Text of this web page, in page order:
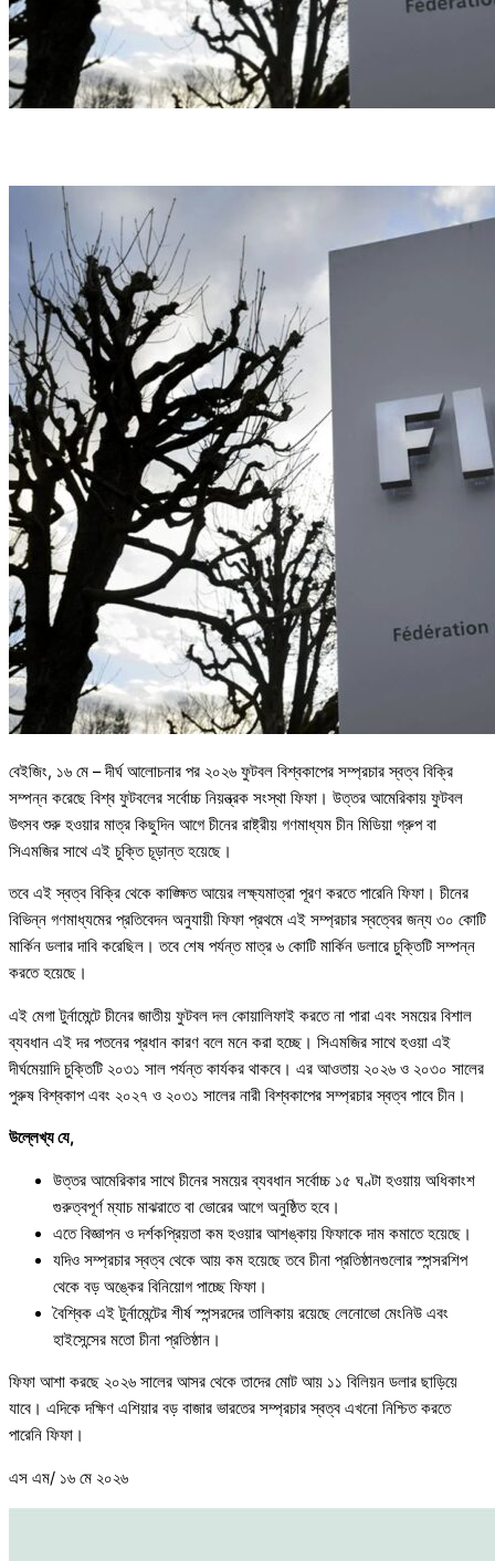
বেইজিং, ১৬ মে – দীর্ঘ আলোচনার পর ২০২৬ ফুটবল বিশ্বকাপের সম্প্রচার স্বত্ব বিক্রি
সম্পন্ন করেছে বিশ্ব ফুটবলের সর্বোচ্চ নিয়ন্ত্রক সংস্থা ফিফা। উত্তর আমেরিকায় ফুটবল
উৎসব শুরু হওয়ার মাত্র কিছুদিন আগে চীনের রাষ্ট্রীয় গণমাধ্যম চীন মিডিয়া গ্রুপ বা
সিএমজির সাথে এই চুক্তি চূড়ান্ত হয়েছে।
তবে এই স্বত্ব বিক্রি থেকে কাঙ্ক্ষিত আয়ের লক্ষ্যমাত্রা পূরণ করতে পারেনি ফিফা। চীনের
বিভিন্ন গণমাধ্যমের প্রতিবেদন অনুযায়ী ফিফা প্রথমে এই সম্প্রচার স্বত্বের জন্য ৩০ কোটি
মার্কিন ডলার দাবি করেছিল। তবে শেষ পর্যন্ত মাত্র ৬ কোটি মার্কিন ডলারে চুক্তিটি সম্পন্ন
করতে হয়েছে।
এই মেগা টুর্নামেন্টে চীনের জাতীয় ফুটবল দল কোয়ালিফাই করতে না পারা এবং সময়ের বিশাল
ব্যবধান এই দর পতনের প্রধান কারণ বলে মনে করা হচ্ছে। সিএমজির সাথে হওয়া এই
দীর্ঘমেয়াদি চুক্তিটি ২০৩১ সাল পর্যন্ত কার্যকর থাকবে। এর আওতায় ২০২৬ ও ২০৩০ সালের
পুরুষ বিশ্বকাপ এবং ২০২৭ ও ২০৩১ সালের নারী বিশ্বকাপের সম্প্রচার স্বত্ব পাবে চীন।
উল্লেখ্য যে,
উত্তর আমেরিকার সাথে চীনের সময়ের ব্যবধান সর্বোচ্চ ১৫ ঘণ্টা হওয়ায় অধিকাংশ
গুরুত্বপূর্ণ ম্যাচ মাঝরাতে বা ভোরের আগে অনুষ্ঠিত হবে।
এতে বিজ্ঞাপন ও দর্শকপ্রিয়তা কম হওয়ার আশঙ্কায় ফিফাকে দাম কমাতে হয়েছে।
যদিও সম্প্রচার স্বত্ব থেকে আয় কম হয়েছে তবে চীনা প্রতিষ্ঠানগুলোর স্পন্সরশিপ
থেকে বড় অঙ্কের বিনিয়োগ পাচ্ছে ফিফা।
বৈশ্বিক এই টুর্নামেন্টের শীর্ষ স্পন্সরদের তালিকায় রয়েছে লেনোভো মেংনিউ এবং
হাইসেন্সের মতো চীনা প্রতিষ্ঠান।
ফিফা আশা করছে ২০২৬ সালের আসর থেকে তাদের মোট আয় ১১ বিলিয়ন ডলার ছাড়িয়ে
যাবে। এদিকে দক্ষিণ এশিয়ার বড় বাজার ভারতের সম্প্রচার স্বত্ব এখনো নিশ্চিত করতে
পারেনি ফিফা।
এস এম/ ১৬ মে ২০২৬